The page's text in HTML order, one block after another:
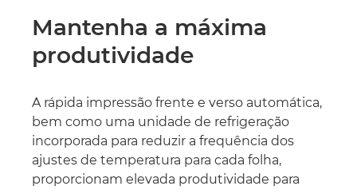
Mantenha a máxima
produtividade
A rápida impressão frente e verso automática,
bem como uma unidade de refrigeração
incorporada para reduzir a frequência dos
ajustes de temperatura para cada folha,
proporcionam elevada produtividade para